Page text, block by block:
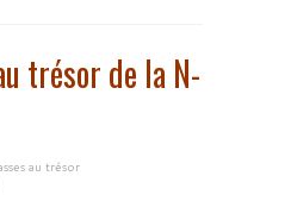
trésor de la N-
au trésor